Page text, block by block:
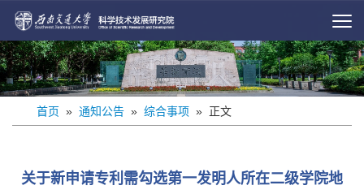
首页 » 通知公告 » 综合事项 » 正文
关于新申请专利需勾选第一发明人所在二级学院地